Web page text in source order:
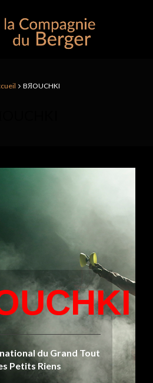
BЯOUCHKI
du Grand Tout
Petits Riens